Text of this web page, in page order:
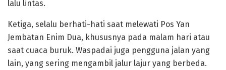
lalu lintas.
Ketiga, selalu berhati-hati saat melewati Pos Yan
Jembatan Enim Dua, khususnya pada malam hari atau
saat cuaca buruk. Waspadai juga pengguna jalan yang
lain, yang sering mengambil jalur lajur yang berbeda.